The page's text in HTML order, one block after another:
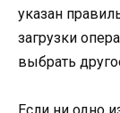
указан
загрузки
выбрать